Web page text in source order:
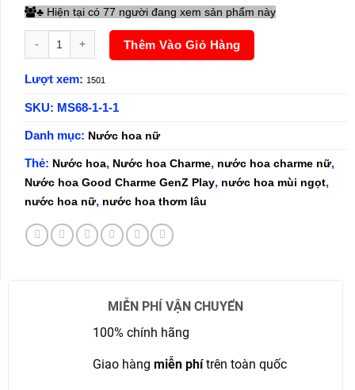
♣ Hiện tại có 77 người đang xem sản phẩm này
Nước hoa Nữ Good Charme GenZ Play 100ml số lượng
Thêm Vào Giỏ Hàng
Lượt xem: 1501
SKU: MS68-1-1-1
Danh mục: Nước hoa nữ
Thẻ: Nước hoa, Nước hoa Charme, nước hoa charme nữ,
Nước hoa Good Charme GenZ Play, nước hoa mùi ngọt,
nước hoa nữ, nước hoa thơm lâu
MIỄN PHÍ VẬN CHUYỂN
100% chính hãng
Giao hàng miễn phítrên toàn quốc